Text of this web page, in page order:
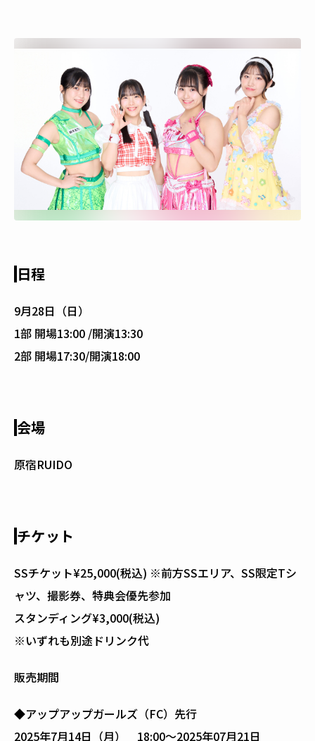
日程
9月28日（日）
1部 開場13:00 /開演13:30
2部 開場17:30/開演18:00
会場
原宿RUIDO
チケット
SSチケット¥25,000(税込) ※前方SSエリア、SS限定Tシ
ャツ、撮影券、特典会優先参加
スタンディング¥3,000(税込)
※いずれも別途ドリンク代
販売期間
◆アップアップガールズ（FC）先行
2025年7月14日（月） 18:00〜2025年07月21日